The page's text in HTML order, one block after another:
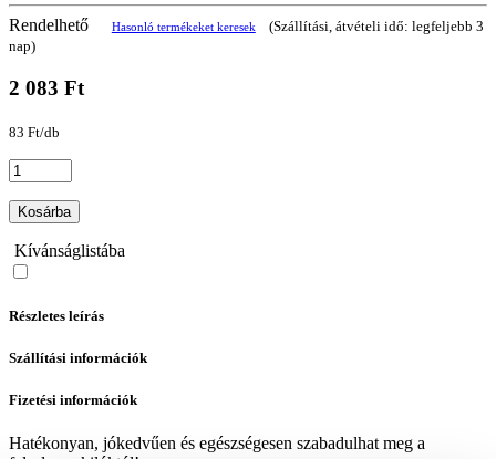
Rendelhető Hasonló termékeket keresek
(Szállítási, átvételi idő: legfeljebb 3
nap)
2 083 Ft
83 Ft/db
Kosárba
Kívánságlistába
Részletes leírás
Szállítási információk
Fizetési információk
Hatékonyan, jókedvűen és egészségesen szabadulhat meg a